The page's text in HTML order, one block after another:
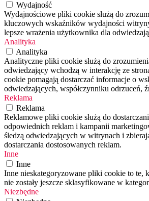
Wydajność
Wydajnościowe pliki cookie służą do
kluczowych wskaźników wydajności
lepsze wrażenia użytkownika dla
Analityka
Analityka
Analityczne pliki cookie służą do
odwiedzający wchodzą w interakcję ze
cookie pomagają dostarczać informacje o
odwiedzających, współczynniku odrzuceń,
Reklama
Reklama
Reklamowe pliki cookie służą do
odpowiednich reklam i kampanii
śledzą odwiedzających w witrynach i
dostarczania dostosowanych reklam.
Inne
Inne
Inne nieskategoryzowane pliki cookie to te,
nie zostały jeszcze sklasyfikowane w
Niezbędne